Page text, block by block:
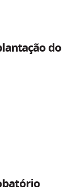
do